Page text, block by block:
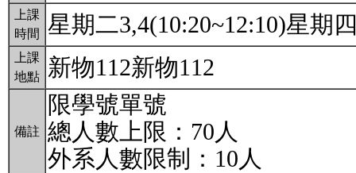
上課
時間
星期二3,4(10:20~12:10)星期
上課
地點
新物112新物112
備註
限學號單號
總人數上限：70人
外系人數限制：10人